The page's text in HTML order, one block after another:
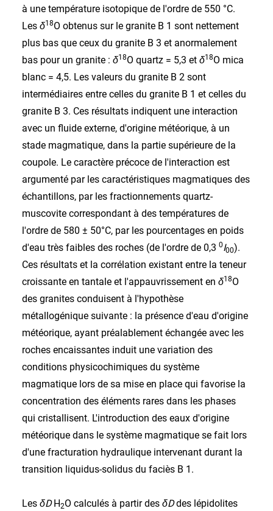
à une température isotopique de l'ordre de 550 °C.
Les δ18O obtenus sur le granite B 1 sont nettement
plus bas que ceux du granite B 3 et anormalement
bas pour un granite : δ18O quartz = 5,3 et δ18O mica
blanc = 4,5. Les valeurs du granite B 2 sont
intermédiaires entre celles du granite B 1 et celles du
granite B 3. Ces résultats indiquent une interaction
avec un fluide externe, d'origine météorique, à un
stade magmatique, dans la partie supérieure de la
coupole. Le caractère précoce de l'interaction est
argumenté par les caractéristiques magmatiques des
échantillons, par les fractionnements quartz-
muscovite correspondant à des températures de
l'ordre de 580 ± 50°C, par les pourcentages en poids
d'eau très faibles des roches (de l'ordre de 0,3 0I00).
Ces résultats et la corrélation existant entre la teneur
croissante en tantale et l'appauvrissement en δ18O
des granites conduisent à l'hypothèse
métallogénique suivante : la présence d'eau d'origine
météorique, ayant préalablement échangée avec les
roches encaissantes induit une variation des
conditions physicochimiques du système
magmatique lors de sa mise en place qui favorise la
concentration des éléments rares dans les phases
qui cristallisent. L'introduction des eaux d'origine
météorique dans le système magmatique se fait lors
d'une fracturation hydraulique intervenant durant la
transition liquidus-solidus du faciès B 1.
Les δDH2O calculés à partir des δDdes lépidolites